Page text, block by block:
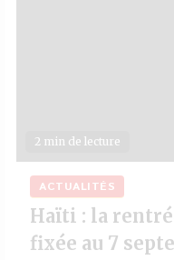
2 min de lecture
ACTUALITÉS
Haïti : la
fixée au 7